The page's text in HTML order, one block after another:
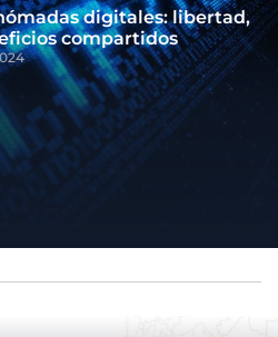
digitales: libertad,
compartidos